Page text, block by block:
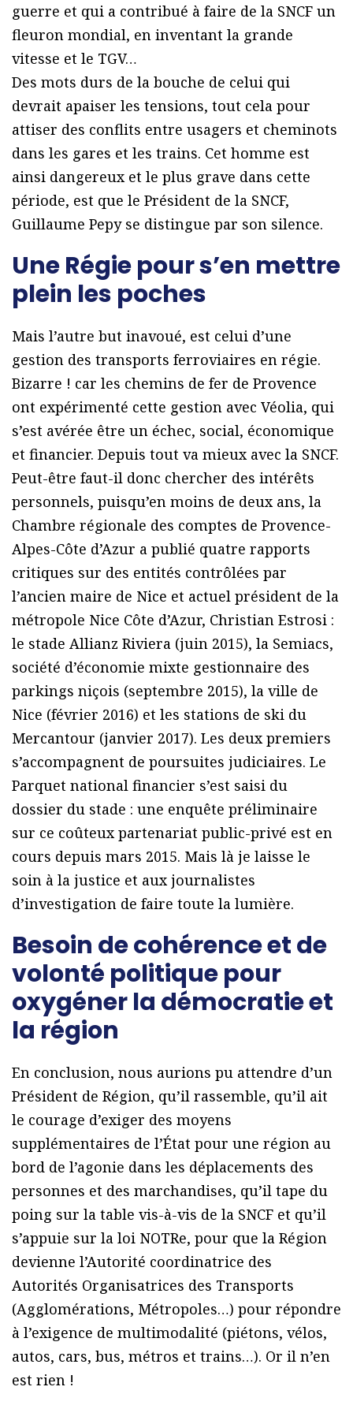
guerre et qui a contribué à faire de la SNCF un
fleuron mondial, en inventant la grande
vitesse et le TGV…
Des mots durs de la bouche de celui qui
devrait apaiser les tensions, tout cela pour
attiser des conflits entre usagers et cheminots
dans les gares et les trains. Cet homme est
ainsi dangereux et le plus grave dans cette
période, est que le Président de la SNCF,
Guillaume Pepy se distingue par son silence.
Une Régie pour s’en mettre
plein les poches
Mais l’autre but inavoué, est celui d’une
gestion des transports ferroviaires en régie.
Bizarre ! car les chemins de fer de Provence
ont expérimenté cette gestion avec Véolia, qui
s’est avérée être un échec, social, économique
et financier. Depuis tout va mieux avec la SNCF.
Peut-être faut-il donc chercher des intérêts
personnels, puisqu’en moins de deux ans, la
Chambre régionale des comptes de Provence-
Alpes-Côte d’Azur a publié quatre rapports
critiques sur des entités contrôlées par
l’ancien maire de Nice et actuel président de la
métropole Nice Côte d’Azur, Christian Estrosi :
le stade Allianz Riviera (juin 2015), la Semiacs,
société d’économie mixte gestionnaire des
parkings niçois (septembre 2015), la ville de
Nice (février 2016) et les stations de ski du
Mercantour (janvier 2017). Les deux premiers
s’accompagnent de poursuites judiciaires. Le
Parquet national financier s’est saisi du
dossier du stade : une enquête préliminaire
sur ce coûteux partenariat public-privé est en
cours depuis mars 2015. Mais là je laisse le
soin à la justice et aux journalistes
d’investigation de faire toute la lumière.
Besoin de cohérence et de
volonté politique pour
oxygéner la démocratie et
la région
En conclusion, nous aurions pu attendre d’un
Président de Région, qu’il rassemble, qu’il ait
le courage d’exiger des moyens
supplémentaires de l’État pour une région au
bord de l’agonie dans les déplacements des
personnes et des marchandises, qu’il tape du
poing sur la table vis-à-vis de la SNCF et qu’il
s’appuie sur la loi NOTRe, pour que la Région
devienne l’Autorité coordinatrice des
Autorités Organisatrices des Transports
(Agglomérations, Métropoles…) pour répondre
à l’exigence de multimodalité (piétons, vélos,
autos, cars, bus, métros et trains…). Or il n’en
est rien !